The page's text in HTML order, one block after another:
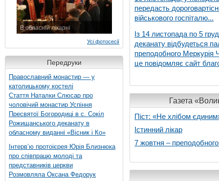
В обласній лікарні
Усі фотосесії
Передруки
Православний монастир — у
католицькому костелі
Стаття Наталки Слюсар про
чоловічий монастир Успіння
Пресвятої Богородиці в с. Сокіл
Рожищанського деканату в
обласному виданні «Вісник і Ко»
Інтерв’ю протоієрея Юрія Близнюка
про співпрацю молоді та
представників церкви
Розмовляла Оксана Федорук
передасть
військового госпіталю...
Із 14 листопада по 5
деканату відбудеться
преподобного Меркурія
це повідомляє сайт
Газета
Піст: «Не хлібом
Істинний лікар
7 жовтня –